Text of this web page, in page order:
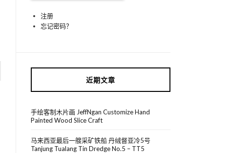
注册
忘记密码？
近期文章
手绘客制木片画 JeffNgan Customize Hand
Painted Wood Slice Craft
马来西亚最后一艘采矿铁船 丹绒督亚冷5号
Tanjung Tualang Tin Dredge No.5 – TT5